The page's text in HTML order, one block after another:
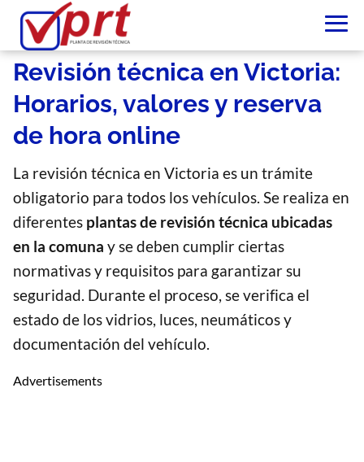
Revisión técnica en Victoria:
Horarios, valores y reserva
de hora online
La revisión técnica en Victoria es un trámite
obligatorio para todos los vehículos. Se realiza en
diferentes plantas de revisión técnica ubicadas
en la comuna y se deben cumplir ciertas
normativas y requisitos para garantizar su
seguridad. Durante el proceso, se verifica el
estado de los vidrios, luces, neumáticos y
documentación del vehículo.
Advertisements